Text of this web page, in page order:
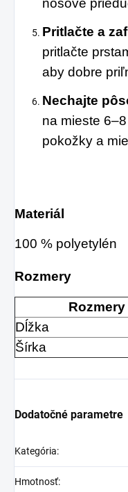
nosové
Pritlačte a
pritlačte
aby dobre
Nechajte
na mieste
pokožky a
Materiál
100 % polyetylén
Rozmery
Rozmery
Dĺžka
Šírka
Dodatočné parametre
Kategória:
Hmotnosť: